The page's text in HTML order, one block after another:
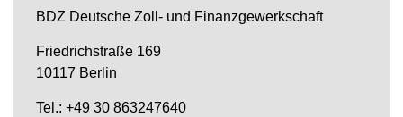
BDZ Deutsche Zoll- und Finanzgewerkschaft
Friedrichstraße 169
10117 Berlin
Tel.: +49 30 863247640